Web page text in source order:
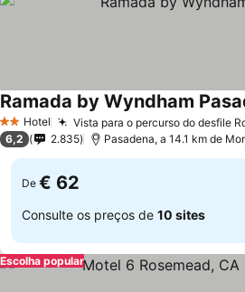
2 Estrelas
Hotel Vista para o percurso do desfile
Ramada by Wyndham
6,2 2.835 Pasadena, a 14.1 km de
De € 62
Consulte os preços de 10 sites
Escolha popular